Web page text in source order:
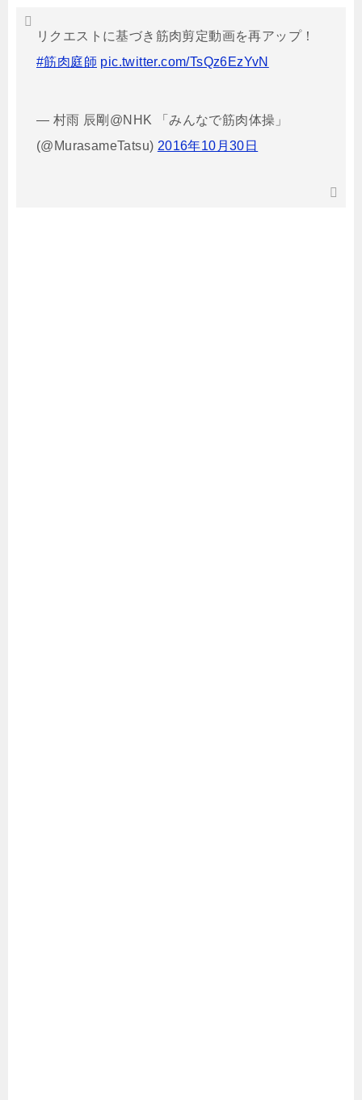
リクエストに基づき筋肉剪定動画を再アップ！
#筋肉庭師 pic.twitter.com/TsQz6EzYvN
— 村雨 辰剛@NHK 「みんなで筋肉体操」
(@MurasameTatsu) 2016年10月30日